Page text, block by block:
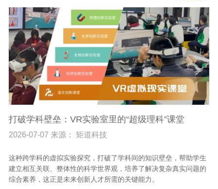
打破学科壁垒：VR实验室里的“超级理科”课堂
2026-07-07 来源： 矩道科技
这种跨学科的虚拟实验探究，打破了学科间的知识壁垒，帮助学生
建立相互关联、整体性的科学世界观，培养了解决复杂真实问题的
综合素养，这正是未来创新人才所需的关键能力。